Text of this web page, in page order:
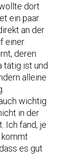
dort
ein paar
an der
einer
deren
tätig ist und
alleine
wichtig
in der
Ich fand, je
es gut